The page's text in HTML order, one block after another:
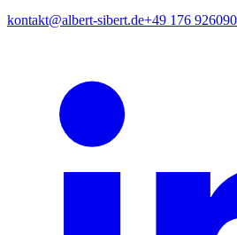
kontakt@albert-sibert.de+49 176